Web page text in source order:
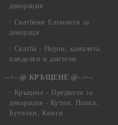
декорация
Сватбени Елементи за
декораци
Сватба - Перли, камъчета,
панделки и дантели
--<--@ КРЪЩЕНЕ @-->--
Кръщене - Предмети за
декорация - Кутии, Папки,
Бутилки, Книги